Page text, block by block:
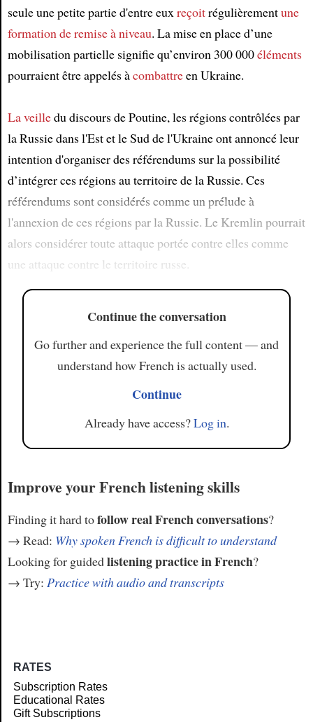
seule une petite partie d'entre eux reçoitrégulièrementune
formation de remise à niveau. La mise en place d’une
mobilisation partielle signifie qu’environ 300 000éléments
pourraient être appelés àcombattreen Ukraine.
La veilledu discours de Poutine, les régions contrôlées par
la Russie dans l'Est et le Sud de l'Ukraine ont annoncé leur
intention d'organiser des référendums sur la possibilité
d’intégrer ces régions au territoire de la Russie. Ces
référendums sont considérés comme un prélude à
l'annexion de ces régions par la Russie. Le Kremlin pourrait
alors considérer toute attaque portée contre elles comme
une attaque contre le territoire russe.
Continue the conversation
Go further and experience the full content — and
understand how French is actually used.
Continue
Already have access?Log in.
Improve your French listening skills
Finding it hard tofollow real French conversations?
→ Read: Why spoken French is difficult to understand
Looking for guidedlistening practice in French?
→ Try: Practice with audio and transcripts
RATES
Subscription Rates
Educational Rates
Gift Subscriptions